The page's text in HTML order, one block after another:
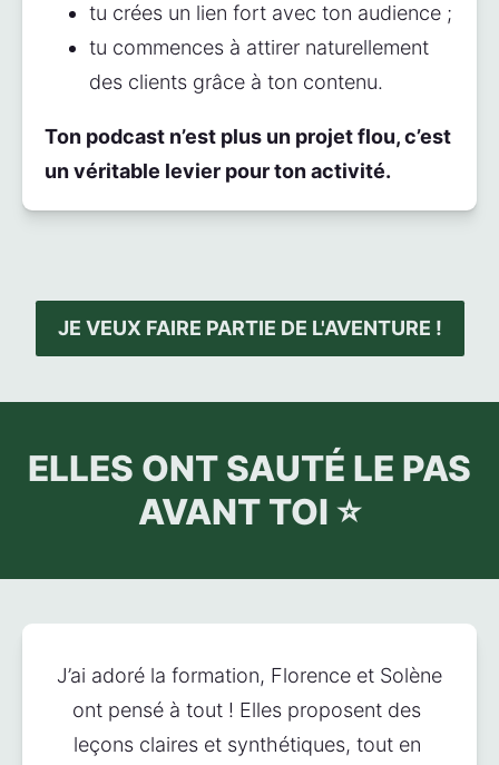
tu crées un lien fort avec ton audience ;
tu commences à attirer naturellement
des clients grâce à ton contenu.
Ton podcast n’est plus un projet flou, c’est
un véritable levier pour ton activité.
JE VEUX FAIRE PARTIE DE L'AVENTURE !
ELLES ONT SAUTÉ LE PAS
AVANT TOI ⭐
J’ai adoré la formation, Florence et Solène
ont pensé à tout ! Elles proposent des
leçons claires et synthétiques, tout en